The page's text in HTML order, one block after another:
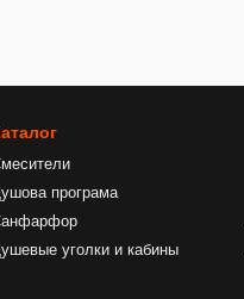
програма
уголки и кабины